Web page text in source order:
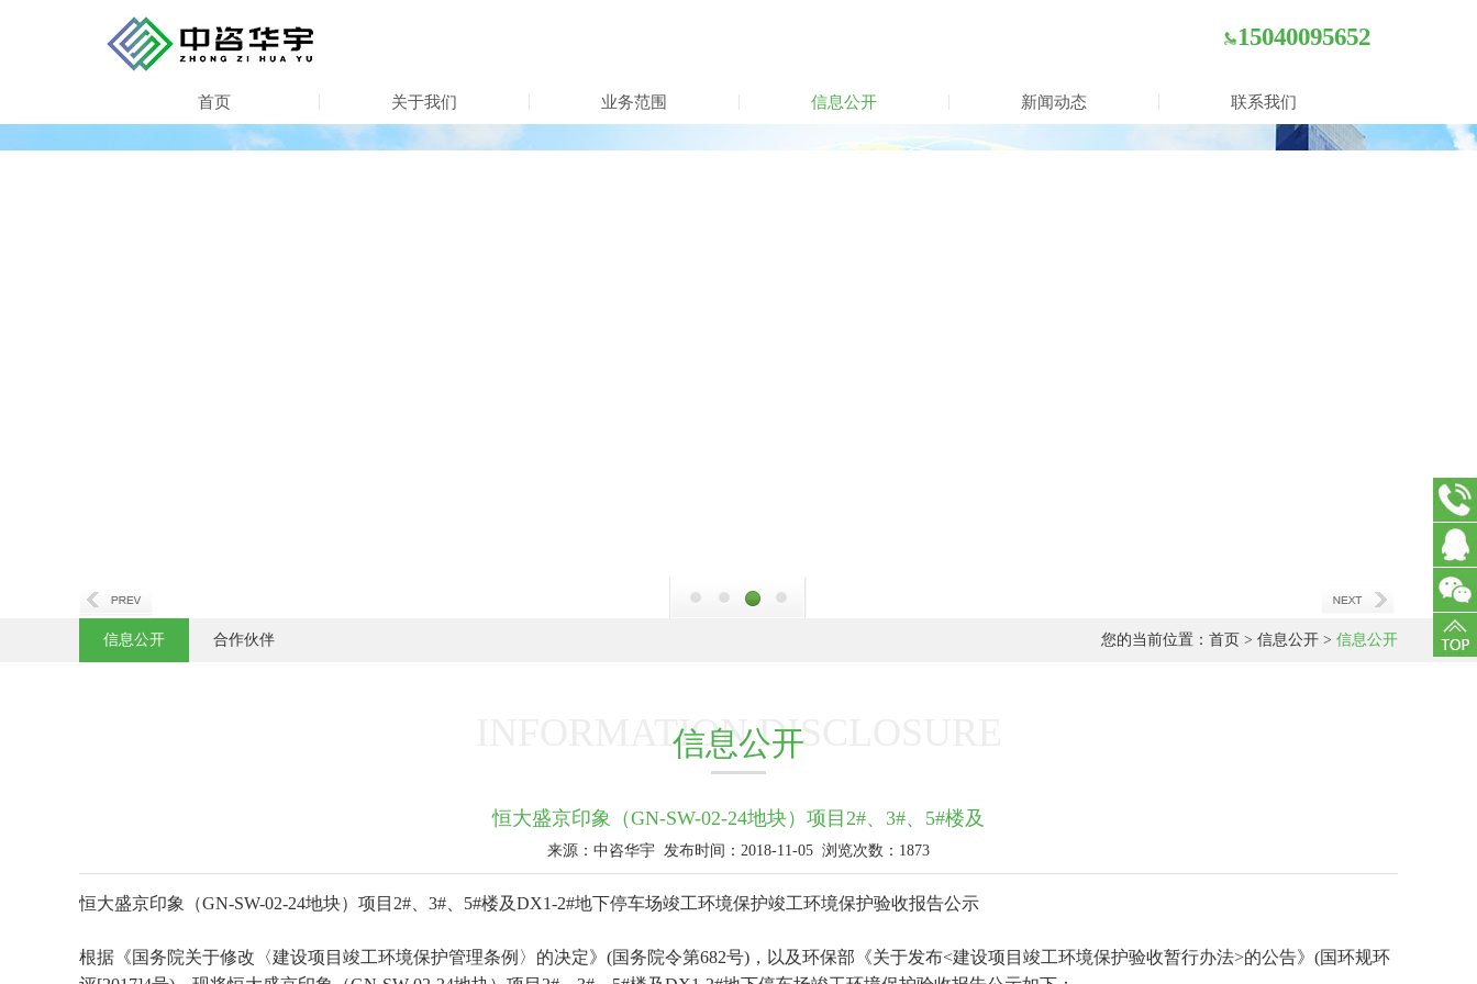
在线
客服
首页 关于我们 业务范围 信息公开 新闻动态 联系我们
15040095652
信息公开 合作伙伴 您的当前位置： 首页 > 信息公开 > 信息公开
INFORMATION DISCLOSURE
信息公开
恒大盛京印象（GN-SW-02-24地块）项目2#、3#、5#楼及
来源：中咨华宇 发布时间：2018-11-05 浏览次数：1873
恒大盛京印象（GN-SW-02-24地块）项目2#、3#、5#楼及DX1-2#地下停车场竣工环境保护竣工环境保护验收报告公示
根据《国务院关于修改〈建设项目竣工环境保护管理条例〉的决定》(国务院令第682号)，以及环保部《关于发布<建设项目竣工环境保护验收暂行办法>的公告》(国环规环